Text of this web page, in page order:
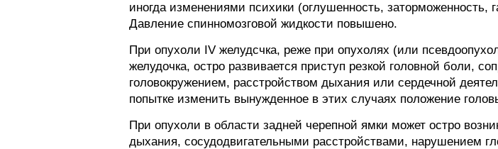
иногда изменениями психики (оглушенность,
Давление спинномозговой жидкости повышено.
При опухоли IV желудсчка, реже при опухолях (или
желудочка, остро развивается приступ резкой головной боли,
головокружением, расстройством дыхания или сердечной
попытке изменить вынужденное в этих случаях положение
При опухоли в области задней черепной ямки может остро
дыхания, сосудодвигательными расстройствами, нарушением